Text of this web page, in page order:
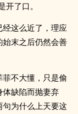
了口。
这么近了，理应
末之后仍然会善
不大懂，只是偷
缺陷而抛妻弃
为什么上天要这